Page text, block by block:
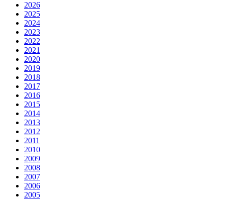
2026
2025
2024
2023
2022
2021
2020
2019
2018
2017
2016
2015
2014
2013
2012
2011
2010
2009
2008
2007
2006
2005